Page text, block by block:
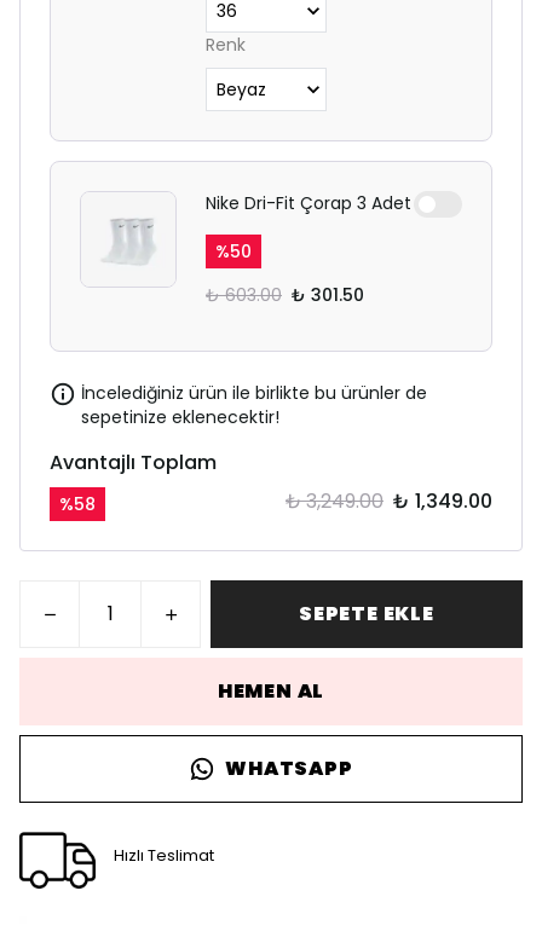
Renk
Nike Dri-Fit Çorap 3 Adet
%50
₺ 603.00 ₺ 301.50
İncelediğiniz ürün ile birlikte bu ürünler de
sepetinize eklenecektir!
Avantajlı Toplam
%58 ₺ 3,249.00 ₺ 1,349.00
SEPETE EKLE
HEMEN AL
WHATSAPP
Hızlı Teslimat